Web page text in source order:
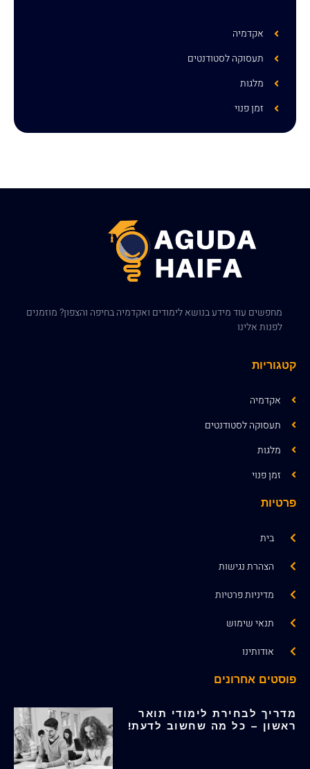
אקדמיה
תעסוקה לסטודנטים
מלגות
זמן פנוי
מחפשים עוד מידע בנושא לימודים ואקדמיה בחיפה והצפון? מוזמנים
לפנות אלינו
קטגוריות
אקדמיה
תעסוקה לסטודנטים
מלגות
זמן פנוי
פרטיות
בית
הצהרת נגישות
מדיניות פרטיות
תנאי שימוש
אודותינו
פוסטים אחרונים
מדריך לבחירת לימודי תואר
ראשון – כל מה שחשוב לדעת!